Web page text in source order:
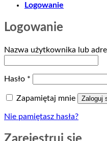
Logowanie
Logowanie
Nazwa użytkownika lub
Hasło *
Zapamiętaj mnie Zaloguj
Nie pamiętasz hasła?